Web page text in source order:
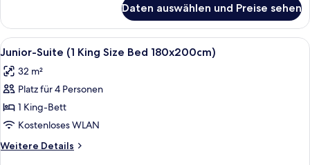
or
2
Single
180x200cm)
anzeigen
Room
(1
King
Bed
or
Single
180x200cm)
Daten auswählen und Preise sehen
Alle
Fotos
für
Junior-
Suite
(1
King
Size
Junior-Suite (1 King Size Bed
7
Junior-Suite (1 King Size Bed 180x200cm)
32 m²
Platz für 4 Personen
1 King-Bett
Kostenloses WLAN
Weitere Details
Weitere